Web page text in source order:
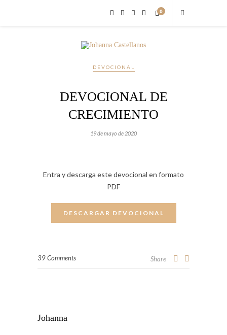
0
DEVOCIONAL
DEVOCIONAL DE
CRECIMIENTO
19 de mayo de 2020
Entra y descarga este devocional en formato
PDF
DESCARGAR DEVOCIONAL
39 Comments Share
Johanna